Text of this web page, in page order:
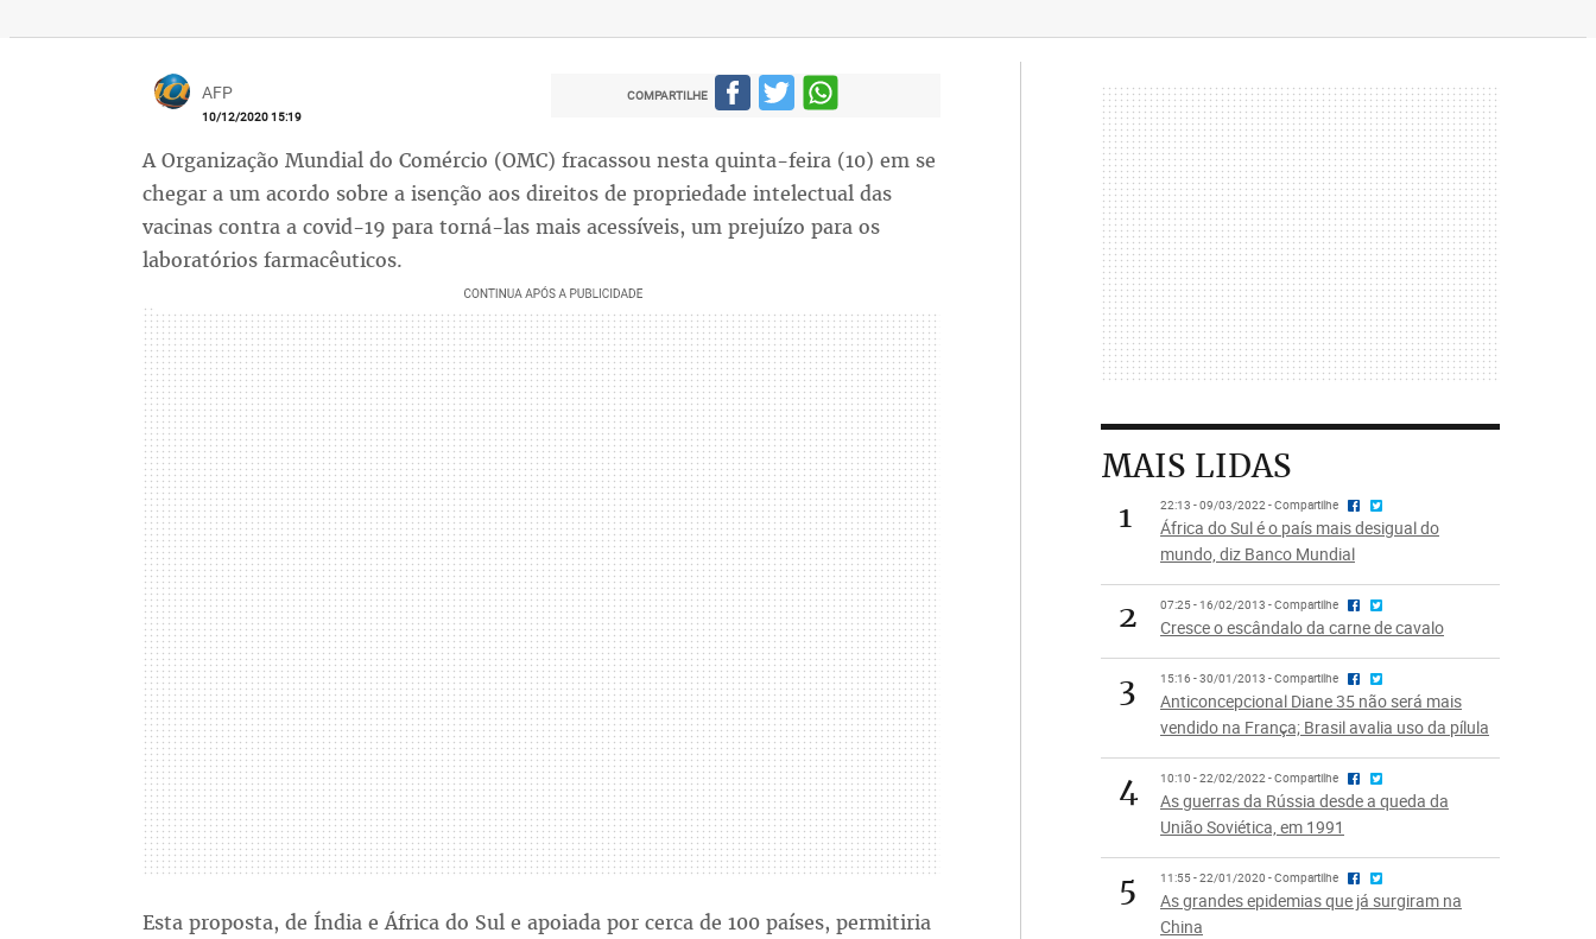
AFP
10/12/2020 15:19
COMPARTILHE
A Organização Mundial do Comércio (OMC) fracassou nesta quinta-feira (10) em se
chegar a um acordo sobre a isenção aos direitos de propriedade intelectual das
vacinas contra a covid-19 para torná-las mais acessíveis, um prejuízo para os
laboratórios farmacêuticos.
Esta proposta, de Índia e África do Sul e apoiada por cerca de 100 países, permitiria
MAIS LIDAS
1
22:13 - 09/03/2022 - Compartilhe
África do Sul é o país mais desigual do
mundo, diz Banco Mundial
2 07:25 - 16/02/2013 - Compartilhe
Cresce o escândalo da carne de cavalo
3 15:16 - 30/01/2013 - Compartilhe
Anticoncepcional Diane 35 não será mais
vendido na França; Brasil avalia uso da pílula
4 10:10 - 22/02/2022 - Compartilhe
As guerras da Rússia desde a queda da
União Soviética, em 1991
5 11:55 - 22/01/2020 - Compartilhe
As grandes epidemias que já surgiram na
China